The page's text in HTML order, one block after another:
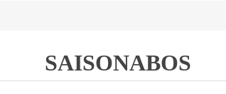
SAISONABOS